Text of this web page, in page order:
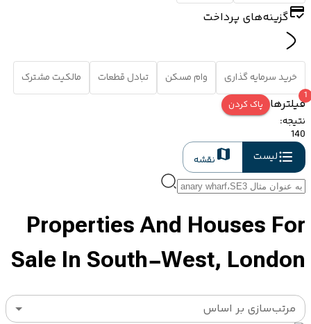
گزینه‌های پرداخت
خرید سرمایه گذاری وام مسکن تبادل قطعات مالکیت مشترک
فیلترها
1
پاک کردن
نتیجه:
140
لیست
نقشه
Properties And Houses For
Sale In South-West, London
مرتب‌سازی بر اساس